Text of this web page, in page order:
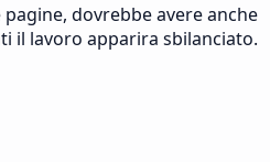
dovrebbe avere anche
il lavoro apparira sbilanciato.